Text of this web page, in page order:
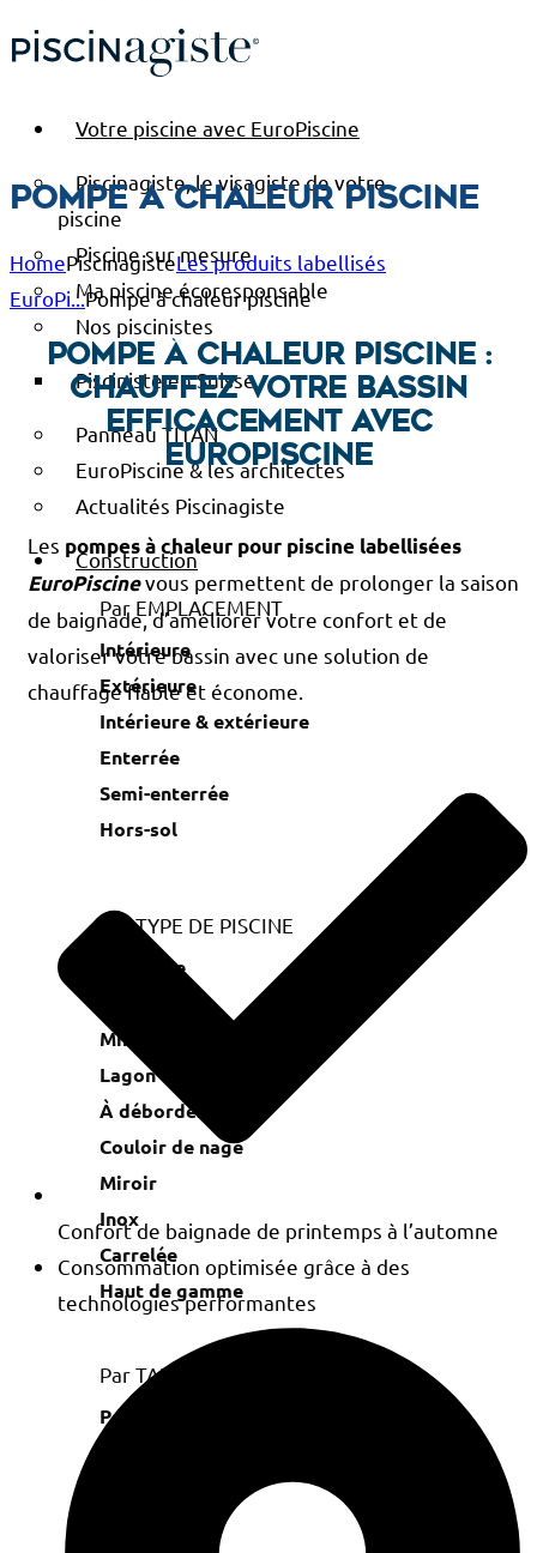
Votre piscine avec EuroPiscine
Piscinagiste, le visagiste de votre
piscine
Piscine sur mesure
Ma piscine écoresponsable
Nos piscinistes
Pisciniste en Suisse
Panneau TITAN
EuroPiscine & les architectes
Actualités Piscinagiste
Construction
Par EMPLACEMENT
Intérieure
Extérieure
Intérieure & extérieure
Enterrée
Semi-enterrée
Hors-sol
Par TYPE DE PISCINE
Naturelle
Mini-piscine
Lagon
À débordement
Couloir de nage
Miroir
Inox
Carrelée
Haut de gamme
Par TAILLE
Petite
Pompe à chaleur piscine
HomePiscinagisteLes produits labellisés
EuroPi...Pompe à chaleur piscine
Pompe à chaleur piscine :
chauffez votre bassin
efficacement avec
EuroPiscine
Les pompes à chaleur pour piscine labellisées
EuroPiscinevous permettent de prolonger la saison
de baignade, d’améliorer votre confort et de
valoriser votre bassin avec une solution de
chauffage fiable et économe.
Confort de baignade de printemps à l’automne
Consommation optimisée grâce à des
technologies performantes